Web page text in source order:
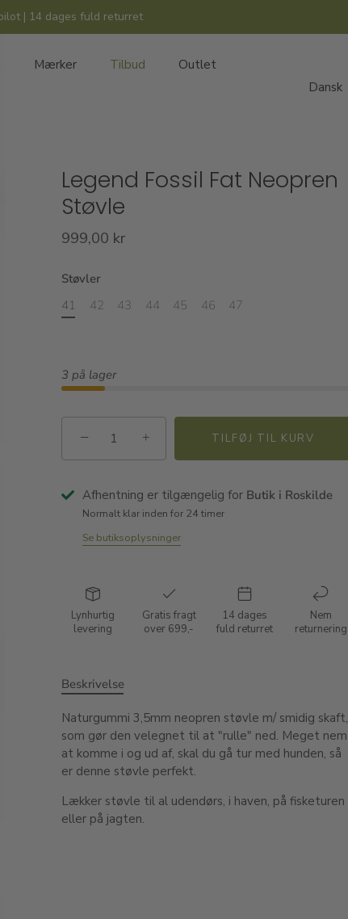
| 14 dages fuld returret
Mærker Tilbud
Outlet
Sprog
Dansk
Legend Fossil Fat Neopren
Støvle
999,00 kr
Støvler
41
42 43 44 45 46 47
3 på lager
− + TILFØJ TIL KURV
Afhentning er tilgængelig for Butik i Roskilde
Normalt klar inden for 24 timer
Se butiksoplysninger
Lynhurtig
levering
Gratis fragt
over 699,-
14 dages
fuld returret
Nem
returnering
Beskrivelse
Naturgummi 3,5mm neopren støvle m/ smidig skaft,
som gør den velegnet til at "rulle" ned. Meget nem
at komme i og ud af, skal du gå tur med hunden, så
er denne støvle perfekt.
Lækker støvle til al udendørs, i haven, på fisketuren
eller på jagten.